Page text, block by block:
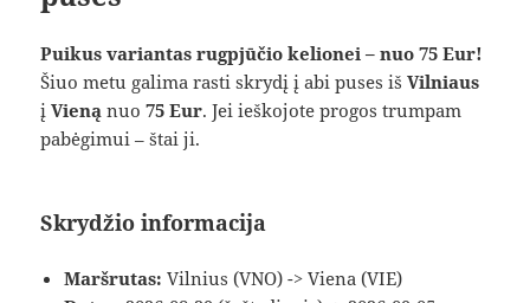
Puikus variantas rugpjūčio kelionei – nuo 75 Eur!
Šiuo metu galima rasti skrydį į abi puses išVilniaus
įVieną nuo75 Eur. Jei ieškojote progos trumpam
pabėgimui – štai ji.
Skrydžio informacija
Maršrutas: Vilnius (VNO) -> Viena (VIE)